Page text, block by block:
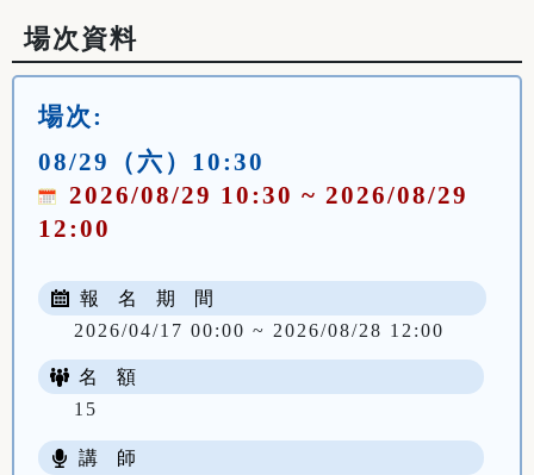
場次資料
場次:
08/29（六）10:30
2026/08/29 10:30 ~ 2026/08/29
12:00
報 名 期 間
2026/04/17 00:00 ~ 2026/08/28 12:00
名 額
15
講 師